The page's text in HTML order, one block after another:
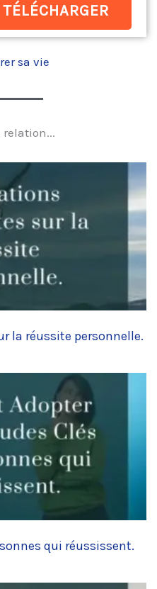
sa vie
relation...
la réussite personnelle.
qui réussissent.